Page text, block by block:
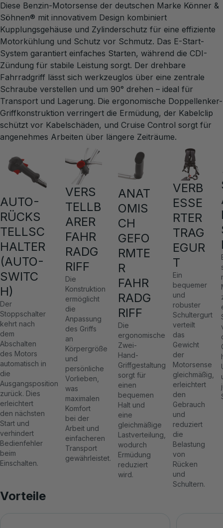
Diese Benzin-Motorsense der deutschen Marke Könner &
Söhnen® mit innovativem Design kombiniert
Kupplungsgehäuse und Zylinderschutz für eine effiziente
Motorkühlung und Schutz vor Schmutz. Das E-Start-
System garantiert einfaches Starten, während die CDI-
Zündung für stabile Leistung sorgt. Der drehbare
Fahrradgriff lässt sich werkzeuglos über eine zentrale
Schraube verstellen und um 90° drehen – ideal für
Transport und Lagerung. Die ergonomische Doppellenker-
Griffkonstruktion verringert die Ermüdung, der Kabelclip
schützt vor Kabelschäden, und Cruise Control sorgt für
angenehmes Arbeiten über längere Zeiträume.
AUTO-
RÜCKS
TELLSC
HALTER
(AUTO-
SWITC
H)
Der
Stoppschalter
kehrt nach
dem
Abschalten
des Motors
automatisch in
die
Ausgangsposition
zurück. Dies
erleichtert
den nächsten
Start und
verhindert
Bedienfehler
beim
Einschalten.
VERS
TELLB
ARER
FAHR
RADG
RIFF
Die
Konstruktion
ermöglicht
die
Anpassung
des Griffs
an
Körpergröße
und
persönliche
Vorlieben,
was
maximalen
Komfort
bei der
Arbeit und
einfacheren
Transport
gewährleistet.
ANAT
OMIS
CH
GEFO
RMTE
R
FAHR
RADG
RIFF
Die
ergonomische
Zwei-
Hand-
Griffgestaltung
sorgt für
einen
bequemen
Halt und
eine
gleichmäßige
Lastverteilung,
wodurch
Ermüdung
reduziert
wird.
VERB
ESSE
RTER
TRAG
EGUR
T
Ein
bequemer
und
robuster
Schultergurt
verteilt
das
Gewicht
der
Motorsense
gleichmäßig,
erleichtert
den
Gebrauch
und
reduziert
die
Belastung
von
Rücken
und
Schultern.
Vorteile